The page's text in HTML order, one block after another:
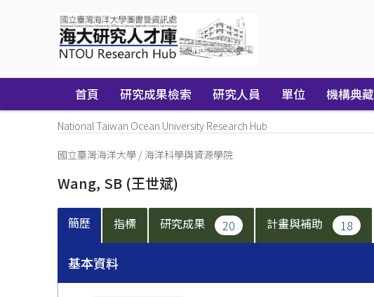
首頁 研究成果檢索 研究人員 單位 機構典藏
National Taiwan Ocean University Research Hub
國立臺灣海洋大學 / 海洋科學與資源學院
Wang, SB (王世斌)
簡歷 指標 研究成果 20 計畫與補助 18
基本資料